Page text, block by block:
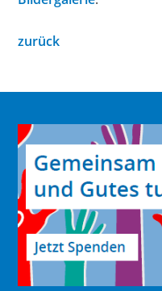
zurück